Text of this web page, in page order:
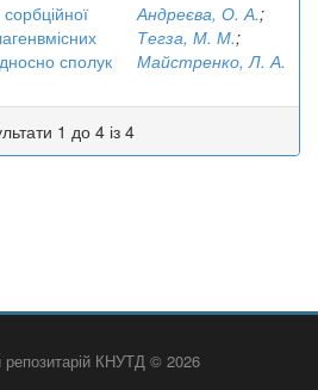
сполук
Андреєва, О. А.;
Тегза, М. М.;
Майстренко, Л. А.
1 до 4 із 4
репозитарій КНУТД © 2026